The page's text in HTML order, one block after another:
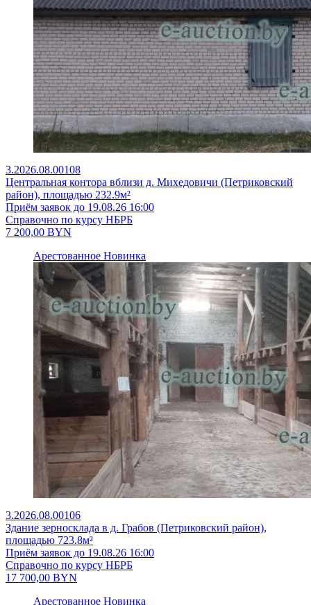
3.2026.08.00108
Центральная контора вблизи д. Михедовичи (Петриковский
район), площадью 232.9м²
Приём заявок до 19.08.26 16:00
Справочно по курсу НБРБ
7 200,00 BYN
Арестованное Новинка
3.2026.08.00106
Здание зерносклада в д. Грабов (Петриковский район),
площадью 723.8м²
Приём заявок до 19.08.26 16:00
Справочно по курсу НБРБ
17 700,00 BYN
Арестованное Новинка